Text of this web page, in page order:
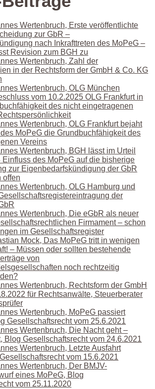
Wertenbruch, Erste veröffentlichte
zur GbR –
nach Inkrafttreten des MoPeG –
Revision zum BGH zu
Wertenbruch, Zahl der
in der Rechtsform der GmbH & Co. KG
Wertenbruch, OLG München
vom 10.2.2025 OLG Frankfurt in
des nicht eingetragenen
Wertenbruch, OLG Frankfurt bejaht
MoPeG die Grundbuchfähigkeit des
Vereins
Wertenbruch, BGH lässt im Urteil
Einfluss des MoPeG auf die bisherige
zur Eigenbedarfskündigung der GbR
offen
Wertenbruch, OLG Hamburg und
der
Wertenbruch, Die eGbR als neuer
Firmament – schon
im Gesellschaftsregister
Mock, Das MoPeG tritt in wenigen
– Müssen oder sollten bestehende
von
noch rechtzeitig
Wertenbruch, Rechtsform der GmbH
für Rechtsanwälte, Steuerberater
Wertenbruch, MoPeG passiert
Gesellschaftsrecht vom 25.6.2021
Wertenbruch, Die Nacht geht –
Blog Gesellschaftsrecht vom 24.6.2021
Wertenbruch, Letzte Ausfahrt
vom 15.6.2021
Wertenbruch, Der BMJV-
eines MoPeG, Blog
vom 25.11.2020